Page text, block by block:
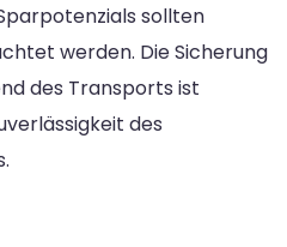
sollten
werden. Die Sicherung
des Transports ist
des